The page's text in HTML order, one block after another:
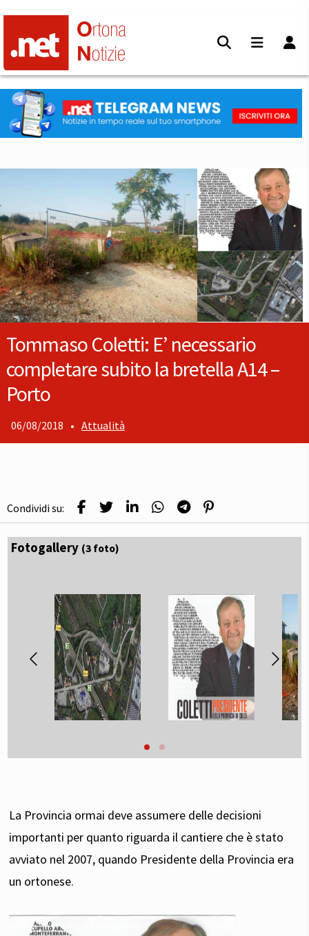
Tommaso Coletti: E’ necessario
completare subito la bretella A14 –
Porto
06/08/2018 • Attualità
Condividi su:
Fotogallery (3 foto)
La Provincia ormai deve assumere delle decisioni
importanti per quanto riguarda il cantiere che è stato
avviato nel 2007, quando Presidente della Provincia era
un ortonese.